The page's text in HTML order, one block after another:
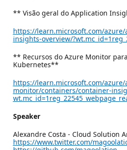
** Visão geral do Application
https://learn.microsoft.com/
insights-overview/
** Recursos do Azure Monitor
Kubernetes**
https://learn.microsoft.com/azure/
monitor/containers/container-
Speaker
Alexandre Costa - Cloud Solution
https://www.twitter.com/